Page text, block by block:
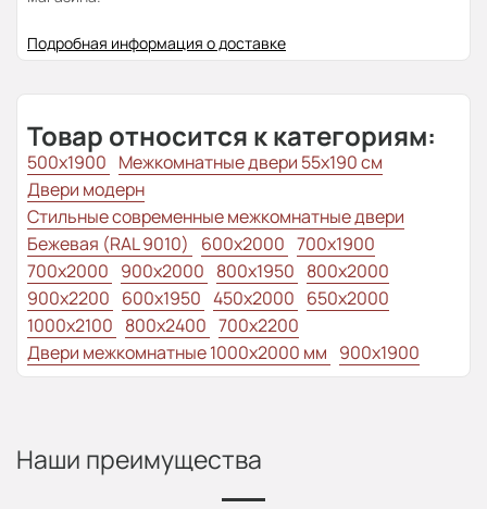
Подробная информация о доставке
Товар относится к категориям:
500x1900 Межкомнатные двери 55х190 см
Двери модерн
Стильные современные межкомнатные двери
Бежевая (RAL 9010)
600x2000 700x1900
700x2000 900x2000 800х1950 800x2000
900x2200 600x1950 450x2000 650x2000
1000x2100 800x2400 700x2200
Двери межкомнатные 1000х2000 мм 900x1900
Наши преимущества